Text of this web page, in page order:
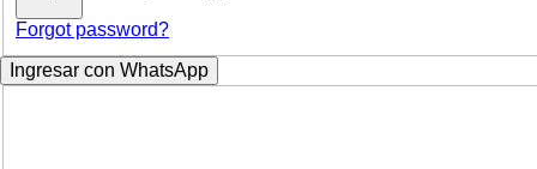
Forgot password?
Ingresar con WhatsApp